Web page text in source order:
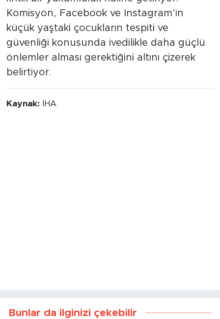
Komisyon, Facebook ve Instagram’ın
küçük yaştaki çocukların tespiti ve
güvenliği konusunda ivedilikle daha güçlü
önlemler alması gerektiğini altını çizerek
belirtiyor.
Kaynak: İHA
Bunlar da ilginizi çekebilir